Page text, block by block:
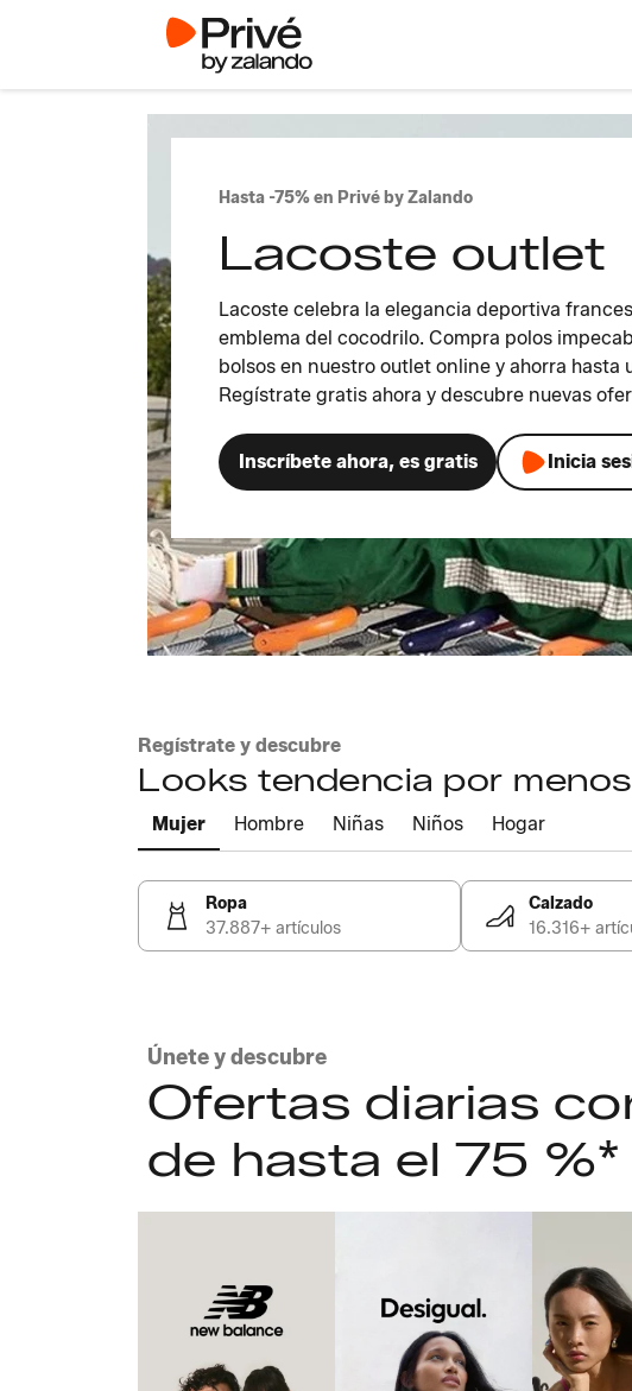
Hasta -75% en Privé by Zalando
Lacoste outlet
Lacoste celebra la elegancia deportiva
emblema del cocodrilo. Compra polos
bolsos en nuestro outlet online y ahorra hasta
Regístrate gratis ahora y descubre nuevas
Inscríbete ahora, es gratis Inicia
Regístrate y descubre
Looks tendencia por menos
Mujer Hombre Niñas Niños Hogar
Ropa
37.887+ artículos
Calzado
16.316+
Únete y descubre
Ofertas diarias
de hasta el 75 %*